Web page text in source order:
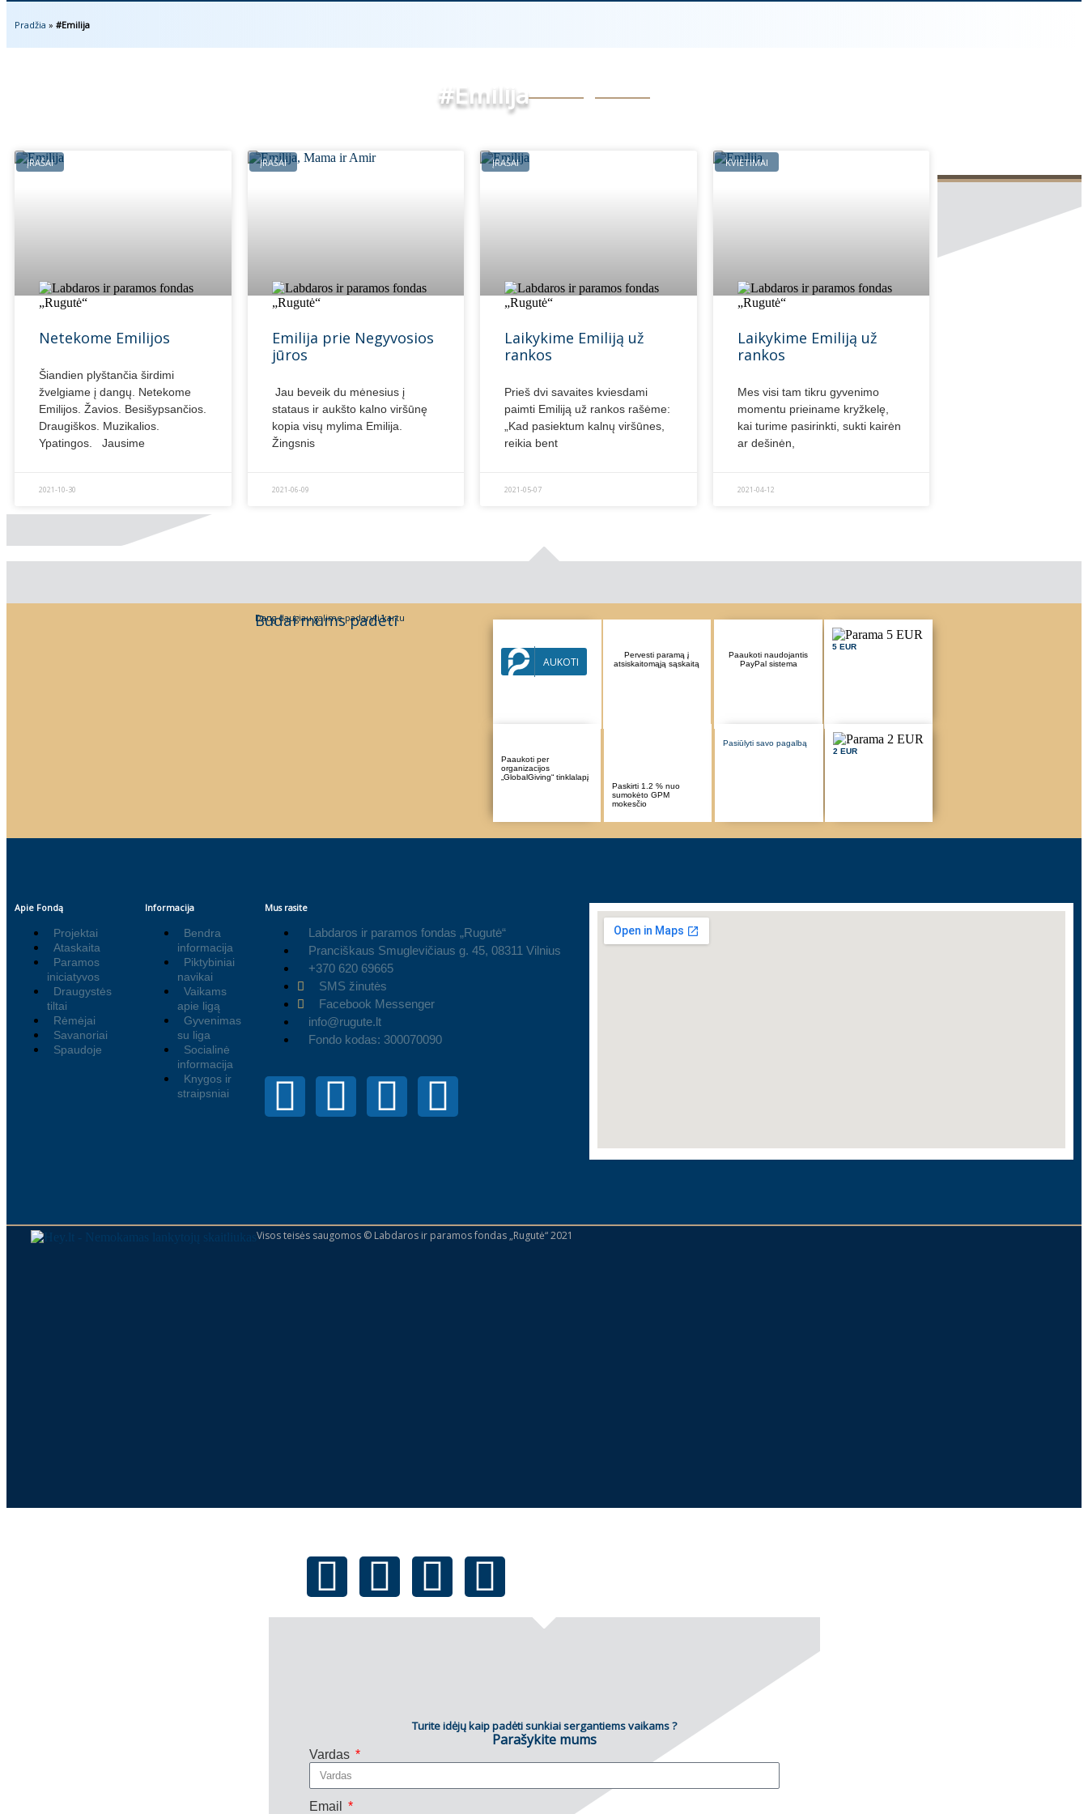
Pradžia » #Emilija
#Emilija
ĮRAŠAI
Netekome Emilijos
Šiandien plyštančia širdimi
žvelgiame į dangų. Netekome
Emilijos. Žavios. Besišypsančios.
Draugiškos. Muzikalios.
Ypatingos. Jausime
2021-10-30
ĮRAŠAI
Emilija prie Negyvosios
jūros
Jau beveik du mėnesius į
stataus ir aukšto kalno viršūnę
kopia visų mylima Emilija.
Žingsnis
2021-06-09
ĮRAŠAI
Laikykime Emiliją už
rankos
Prieš dvi savaites kviesdami
paimti Emiliją už rankos rašėme:
„Kad pasiektum kalnų viršūnes,
reikia bent
2021-05-07
KVIETIMAI
Laikykime Emiliją už
rankos
Mes visi tam tikru gyvenimo
momentu prieiname kryžkelę,
kai turime pasirinkti, sukti kairėn
ar dešinėn,
2021-04-12
Būdai mums padėti
Daug daugiau galime padaryti kartu
Parama per Paysera
sistemą
AUKOTI
Pervesti paramą į
atsiskaitomąją sąskaitą
Paaukoti naudojantis
PayPal sistema
5 EUR
Paaukoti per
organizacijos
„GlobalGiving“ tinklalapį
Paskirti 1.2 % nuo
sumokėto GPM
mokesčio
Pasiūlyti savo pagalbą
2 EUR
Apie Fondą
Projektai
Ataskaita
Paramos
iniciatyvos
Draugystės
tiltai
Rėmėjai
Savanoriai
Spaudoje
Informacija
Bendra
informacija
Piktybiniai
navikai
Vaikams
apie ligą
Gyvenimas
su liga
Socialinė
informacija
Knygos ir
straipsniai
Mus rasite
Labdaros ir paramos fondas „Rugutė“
Pranciškaus Smuglevičiaus g. 45, 08311 Vilnius
+370 620 69665
SMS žinutės
Facebook Messenger
info@rugute.lt
Fondo kodas: 300070090
Visos teisės saugomos © Labdaros ir paramos fondas „Rugutė“ 2021
Turite idėjų kaip padėti sunkiai sergantiems vaikams ?
Parašykite mums
Vardas
Email